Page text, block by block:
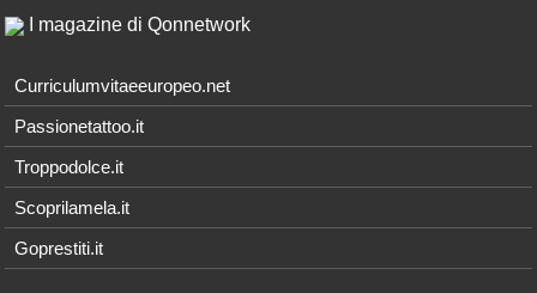
I magazine di Qonnetwork
Curriculumvitaeeuropeo.net
Passionetattoo.it
Troppodolce.it
Scoprilamela.it
Goprestiti.it